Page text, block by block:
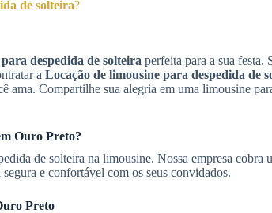
de solteira?
despedida de solteira perfeita para a sua festa.
a Locação de limousine para despedida de
ama. Compartilhe sua alegria em uma limousine
Ouro Preto?
de solteira na limousine. Nossa empresa cobra
e confortável com os seus convidados.
Preto